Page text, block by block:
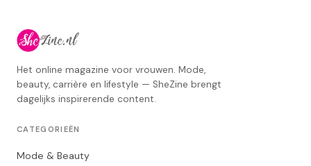
Het online magazine voor vrouwen. Mode,
beauty, carrière en lifestyle — SheZine brengt
dagelijks inspirerende content.
CATEGORIEËN
Mode & Beauty